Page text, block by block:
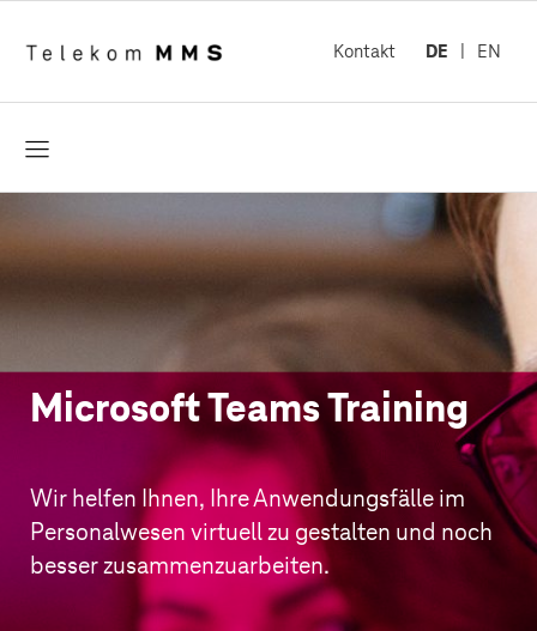
Kontakt DE EN
Microsoft Teams Training
Wir helfen Ihnen, Ihre Anwendungsfälle im
Personalwesen virtuell zu gestalten und noch
besser zusammenzuarbeiten.